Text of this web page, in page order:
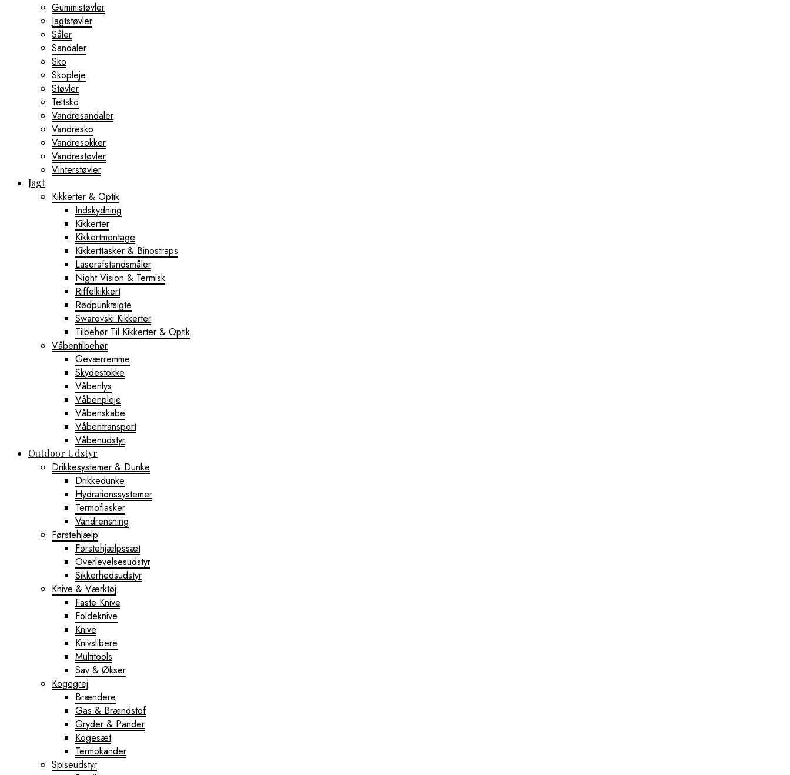
Gummistøvler
Jagtstøvler
Såler
Sandaler
Sko
Skopleje
Støvler
Teltsko
Vandresandaler
Vandresko
Vandresokker
Vandrestøvler
Vinterstøvler
Jagt
Kikkerter & Optik
Indskydning
Kikkerter
Kikkertmontage
Kikkerttasker & Binostraps
Laserafstandsmåler
Night Vision & Termisk
Riffelkikkert
Rødpunktsigte
Swarovski Kikkerter
Tilbehør Til Kikkerter & Optik
Våbentilbehør
Geværremme
Skydestokke
Våbenlys
Våbenpleje
Våbenskabe
Våbentransport
Våbenudstyr
Outdoor Udstyr
Drikkesystemer & Dunke
Drikkedunke
Hydrationssystemer
Termoflasker
Vandrensning
Førstehjælp
Førstehjælpssæt
Overlevelsesudstyr
Sikkerhedsudstyr
Knive & Værktøj
Faste Knive
Foldeknive
Knive
Knivslibere
Multitools
Sav & Økser
Kogegrej
Brændere
Gas & Brændstof
Gryder & Pander
Kogesæt
Termokander
Spiseudstyr